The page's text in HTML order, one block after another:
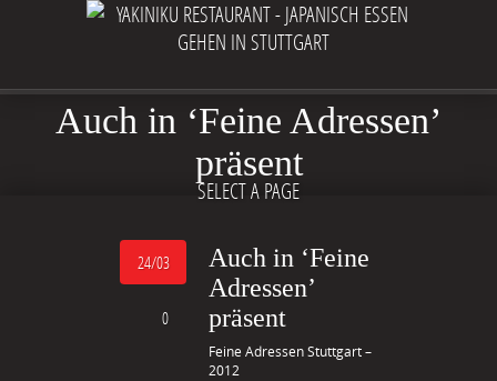
SELECT A PAGE
Auch in ‘Feine Adressen’
präsent
24/03
0
Auch in ‘Feine
Adressen’
präsent
Feine Adressen Stuttgart –
2012